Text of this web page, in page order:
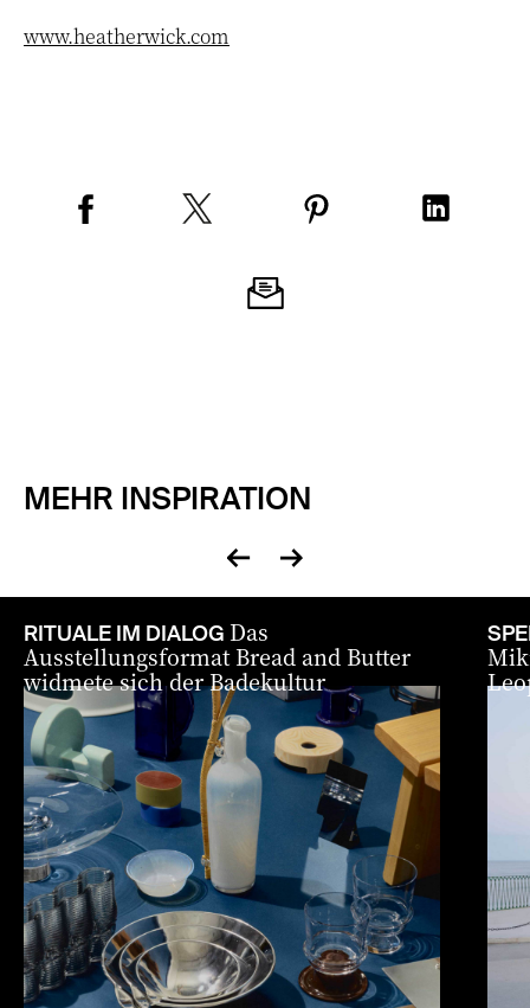
www.heatherwick.com
MEHR INSPIRATION
zurück
vor
RITUALE IM DIALOG Das
Ausstellungsformat Bread and Butter
widmete sich der Badekultur